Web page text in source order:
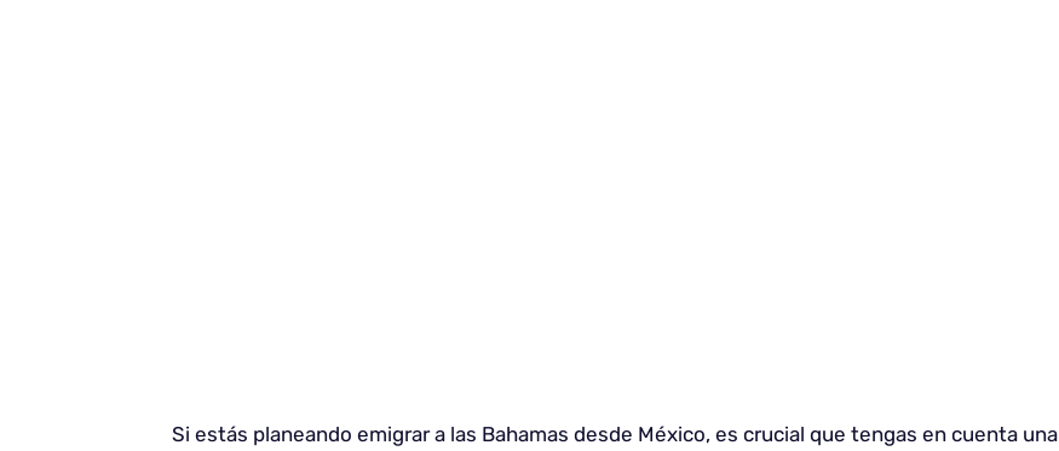
Si estás planeando emigrar a las Bahamas desde México, es crucial que tengas en cuenta una